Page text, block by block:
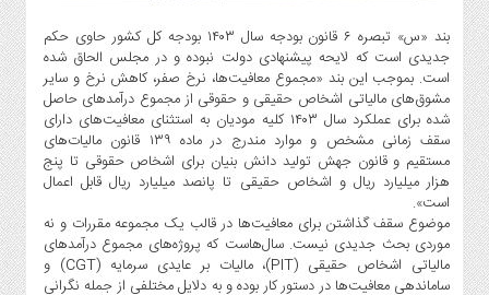
خودرو
استارت
آپ
و
فن
آوری
بانک
،
بیمه
و
ارز
بند «س» تبصره ۶ قانون بودجه سال ۱۴۰۳ بودجه کل کشور حاوی حکم
جدیدی است که لایحه پیشنهادی دولت نبوده و در مجلس الحاق شده
است. بموجب این بند «مجموع معافیت‌ها، نرخ صفر، کاهش نرخ و سایر
مشوق‌های مالیاتی اشخاص حقیقی و حقوقی از مجموع درآمدهای حاصل
شده برای عملکرد سال ۱۴۰۳ کلیه مودیان به استثنای معافیت‌های دارای
سقف زمانی مشخص و موارد مندرج در ماده ۱۳۹ قانون مالیات‌های
مستقیم و قانون جهش تولید دانش بنیان برای اشخاص حقوقی تا پنج
هزار میلیارد ریال و اشخاص حقیقی تا پانصد میلیارد ریال قابل اعمال
است».
موضوع سقف گذاشتن برای معافیت‌ها در قالب یک مجموعه مقررات و نه
موردی بحث جدیدی نیست. سال‌هاست که پروژه‌های مجموع درآمدهای
مالیاتی اشخاص حقیقی (PIT)، مالیات بر عایدی سرمایه (CGT) و
ساماندهی معافیت‌ها در دستور کار بوده و به دلایل مختلفی از جمله نگرانی